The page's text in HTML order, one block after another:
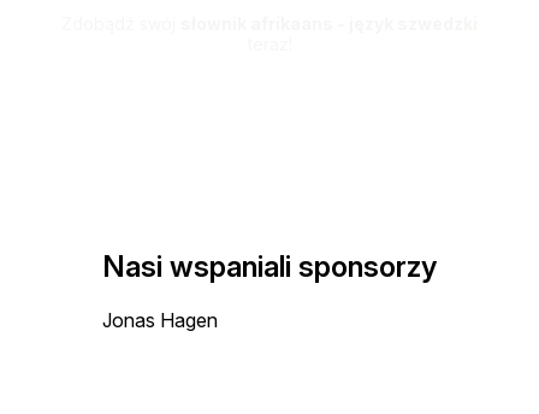
Nasi wspaniali sponsorzy
Jonas Hagen